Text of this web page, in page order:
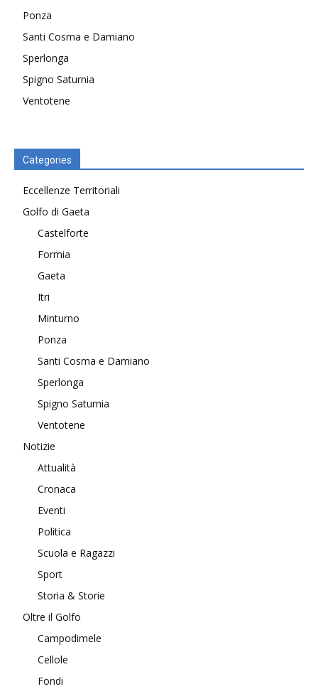
Ponza
Santi Cosma e Damiano
Sperlonga
Spigno Saturnia
Ventotene
Categories
Eccellenze Territoriali
Golfo di Gaeta
Castelforte
Formia
Gaeta
Itri
Minturno
Ponza
Santi Cosma e Damiano
Sperlonga
Spigno Saturnia
Ventotene
Notizie
Attualità
Cronaca
Eventi
Politica
Scuola e Ragazzi
Sport
Storia & Storie
Oltre il Golfo
Campodimele
Cellole
Fondi